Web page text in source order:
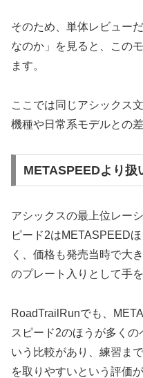
そのため、単体レビュー
なのか」を見ると、この
ます。
ここでは同じアシックス
機種や日常系モデルとの
METASPEEDより扱
アシックスの最上位レー
ピード2はMETASPEED
く、価格も発売当時で大
のプレート入りとして手
RoadTrailRunでも、
スピード2のほうが多く
いう比較があり、練習ま
を取りやすいという評価